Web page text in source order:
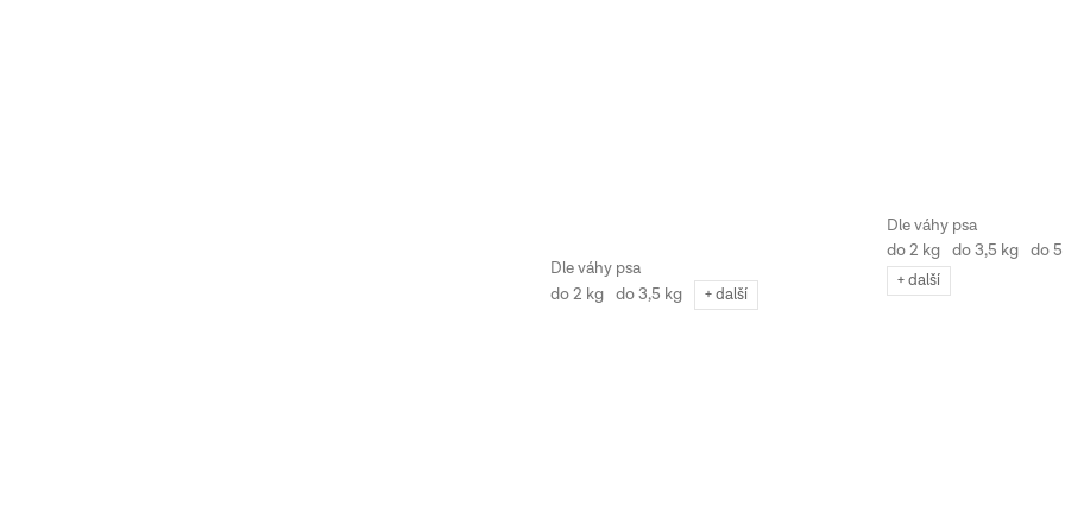
do 2 kg do 3,5 kg + další
do 2 kg do 3,5 kg do
+ další